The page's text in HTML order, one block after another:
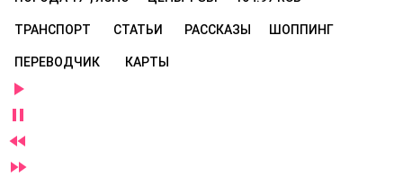
ТРАНСПОРТ СТАТЬИ РАССКАЗЫ ШОППИНГ
ПЕРЕВОДЧИК КАРТЫ



